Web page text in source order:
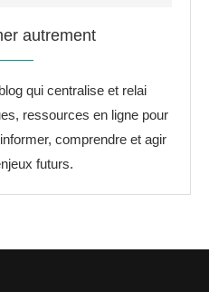
autrement
qui centralise et relai
ressources en ligne pour
comprendre et agir
futurs.